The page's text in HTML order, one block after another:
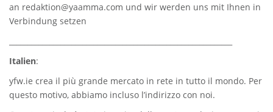
an redaktion@yaamma.com und wir werden uns mit Ihnen in
Verbindung setzen
Italien:
yfw.ie crea il più grande mercato in rete in tutto il mondo. Per
questo motivo, abbiamo incluso l’indirizzo con noi.